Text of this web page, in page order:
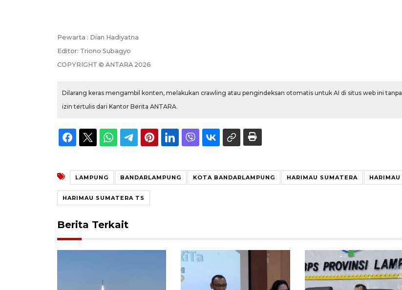
Pewarta : Dian Hadiyatna
Editor: Triono Subagyo
COPYRIGHT © ANTARA 2026
Dilarang keras mengambil konten, melakukan crawling atau pengindeksan otomatis untuk AI di situs web ini tanpa
izin tertulis dari Kantor Berita ANTARA.
LAMPUNG BANDARLAMPUNG KOTA BANDARLAMPUNG HARIMAU SUMATERA HARIMAU
HARIMAU SUMATERA TS
Berita Terkait